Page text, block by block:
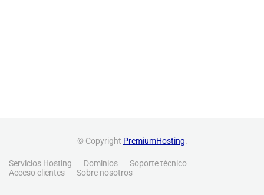
© Copyright PremiumHosting.
Servicios Hosting Dominios
Soporte técnico
Acceso clientes
Sobre nosotros